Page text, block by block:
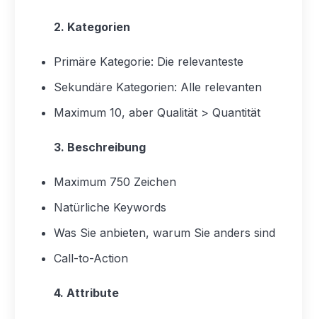
2. Kategorien
Primäre Kategorie: Die relevanteste
Sekundäre Kategorien: Alle relevanten
Maximum 10, aber Qualität > Quantität
3. Beschreibung
Maximum 750 Zeichen
Natürliche Keywords
Was Sie anbieten, warum Sie anders sind
Call-to-Action
4. Attribute